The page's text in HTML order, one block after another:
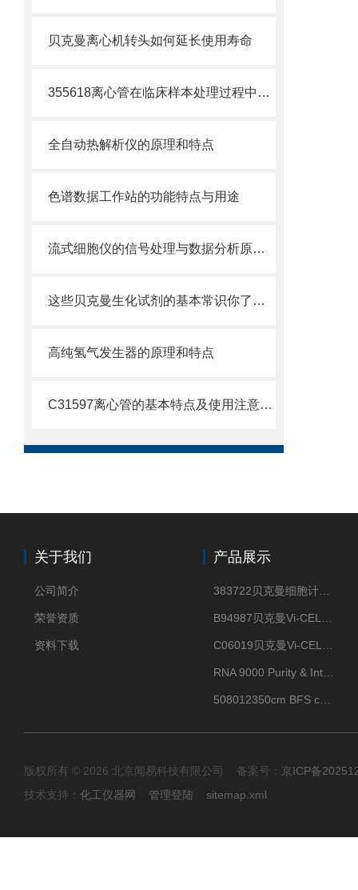
贝克曼离心机转头如何延长使用寿命
355618离心管在临床样本处理过程中的作用
全自动热解析仪的原理和特点
色谱数据工作站的功能特点与用途
流式细胞仪的信号处理与数据分析原理分析
这些贝克曼生化试剂的基本常识你了解吗？
高纯氢气发生器的原理和特点
C31597离心管的基本特点及使用注意事项
关于我们
公司简介
荣誉资质
资料下载
产品展示
版权所有 © 2026 北京闻易科技有限公司 备案号： 京ICP备
技术支持： 化工仪器网 管理登陆 sitemap.xml